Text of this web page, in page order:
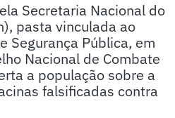
Secretaria Nacional do
pasta vinculada ao
Segurança Pública, em
Nacional de Combate
a população sobre a
falsificadas contra